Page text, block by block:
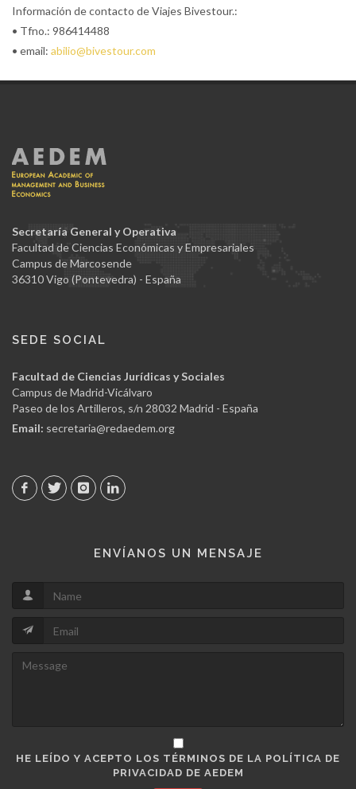
Información de contacto de Viajes Bivestour.:
• Tfno.: 986414488
• email: abilio@bivestour.com
Secretaría General y Operativa
Facultad de Ciencias Económicas y Empresariales
Campus de Marcosende
36310 Vigo (Pontevedra) - España
SEDE SOCIAL
Facultad de Ciencias Jurídicas y Sociales
Campus de Madrid-Vicálvaro
Paseo de los Artilleros, s/n 28032 Madrid - España
Email: secretaria@redaedem.org
ENVÍANOS UN MENSAJE
HE LEÍDO Y ACEPTO LOS TÉRMINOS DE LA POLÍTICA DE
PRIVACIDAD DE AEDEM